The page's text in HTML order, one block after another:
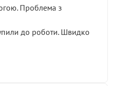
Проблема з
до роботи. Швидко